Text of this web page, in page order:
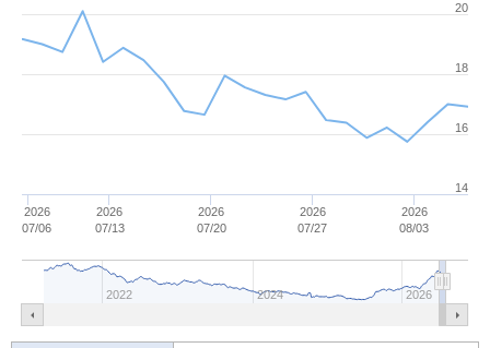
2026
07/06
2026
07/13
2026
07/20
2026
07/27
2026
08/03
2022 2024 2026
16
18
20
14